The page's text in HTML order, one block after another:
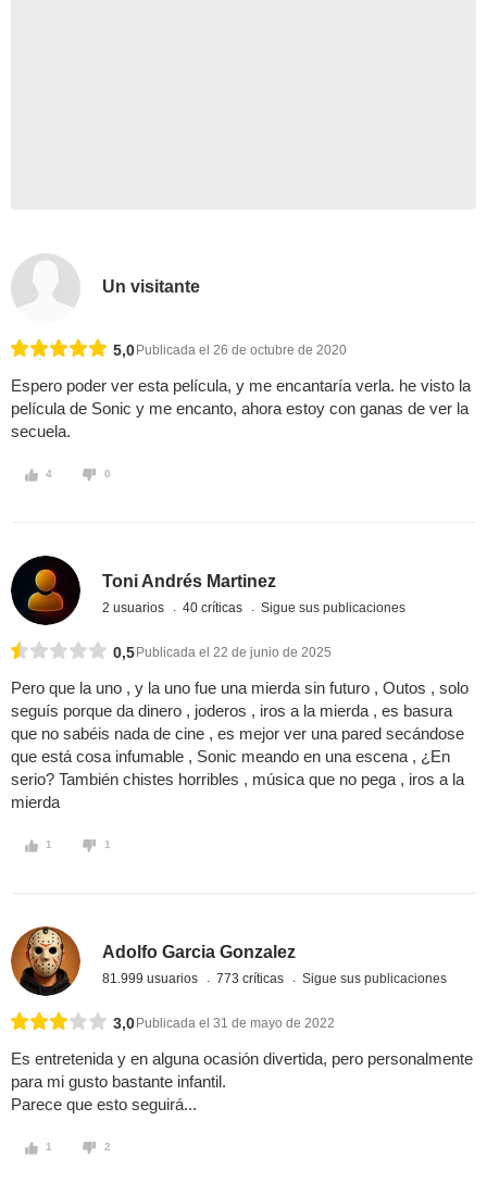
Un visitante
5,0 Publicada el 26 de octubre de 2020
Espero poder ver esta película, y me encantaría verla. he visto la
película de Sonic y me encanto, ahora estoy con ganas de ver la
secuela.
4 0
Toni Andrés Martinez
2 usuarios 40 críticas Sigue sus publicaciones
0,5 Publicada el 22 de junio de 2025
Pero que la uno , y la uno fue una mierda sin futuro , Outos , solo
seguís porque da dinero , joderos , iros a la mierda , es basura
que no sabéis nada de cine , es mejor ver una pared secándose
que está cosa infumable , Sonic meando en una escena , ¿En
serio? También chistes horribles , música que no pega , iros a la
mierda
1 1
Adolfo Garcia Gonzalez
81.999 usuarios 773 críticas Sigue sus publicaciones
3,0 Publicada el 31 de mayo de 2022
Es entretenida y en alguna ocasión divertida, pero personalmente
para mi gusto bastante infantil.
Parece que esto seguirá...
1 2